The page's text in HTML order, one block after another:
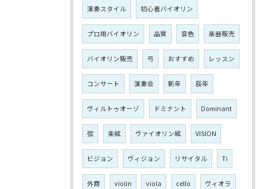
演奏スタイル 初心者バイオリン
プロ用バイオリン 品質 音色 楽器販売
バイオリン販売 弓 おすすめ レッスン
コンサート 演奏会 新年 辰年
ヴィルトゥオーゾ ドミナント Dominant
弦 楽絃 ヴァイオリン絃 VISION
ビジョン ヴィジョン リサイタル Ti
外商 violin viola cello ヴィオラ